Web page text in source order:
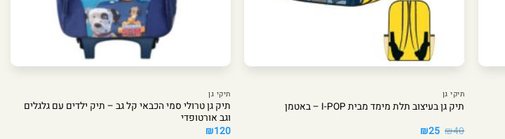
תיקי גן
תיק גן בעיצוב תלת מימד מבית I-POP – באטמן
₪40 המחיר
₪25 המחיר
תיקי גן
תיק גן טרולי סמי הכבאי קל גב – תיק ילדים עם גלגלים
וגב אורטופדי
₪120